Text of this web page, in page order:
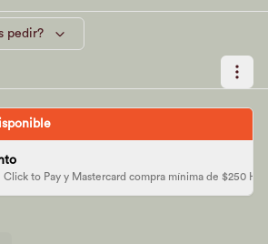
pedir?
Click to Pay y Mastercard compra mínima de $250 H2